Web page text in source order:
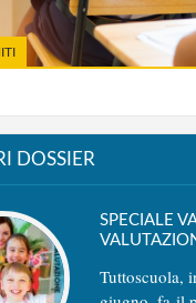
DOSSIER
SPECIALE
Tuttoscuola,